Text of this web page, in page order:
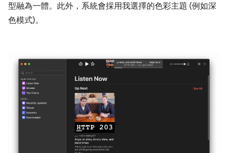
型融為一體。此外，系統會採用我選擇的色彩主題 (例如深
色模式)。